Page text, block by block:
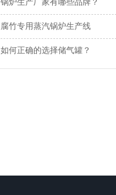
锅炉生产厂家有哪些品牌？
腐竹专用蒸汽锅炉生产线
如何正确的选择储气罐？